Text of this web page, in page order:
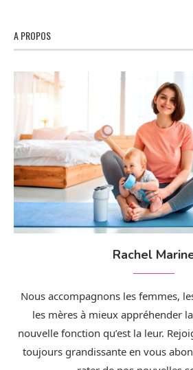
A PROPOS
Rachel
Nous accompagnons les femmes,
les mères à mieux appréhender
nouvelle fonction qu’est la leur.
toujours grandissante en vous